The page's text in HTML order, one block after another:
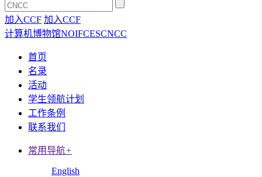
加入CCF 加入CCF
计算机博物馆NOIFCESCNCC
首页
名录
活动
学生领航计划
工作条例
联系我们
常用导航+
English